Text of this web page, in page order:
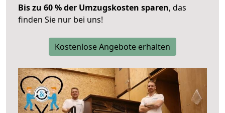
Bis zu 60 % der Umzugskosten sparen, das
finden Sie nur bei uns!
Kostenlose Angebote erhalten